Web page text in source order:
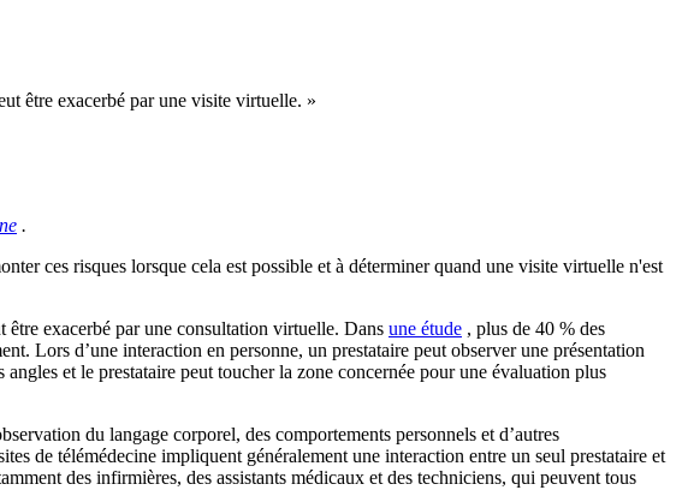
être exacerbé par une visite virtuelle. »
.
ces risques lorsque cela est possible et à déterminer quand une visite virtuelle n'est
être exacerbé par une consultation virtuelle. Dans une étude , plus de 40 % des
Lors d’une interaction en personne, un prestataire peut observer une présentation
et le prestataire peut toucher la zone concernée pour une évaluation plus
du langage corporel, des comportements personnels et d’autres
de télémédecine impliquent généralement une interaction entre un seul prestataire et
des infirmières, des assistants médicaux et des techniciens, qui peuvent tous